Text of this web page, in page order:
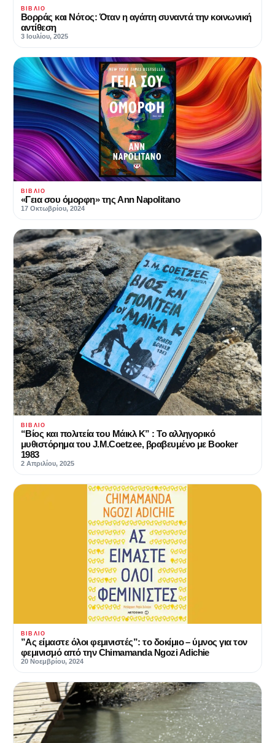
ΒΙΒΛΊΟ
Βορράς και Νότος: Όταν η αγάπη συναντά την κοινωνική
αντίθεση
3 Ιουλίου, 2025
ΒΙΒΛΊΟ
«Γεια σου όμορφη» της Ann Napolitano
17 Οκτωβρίου, 2024
ΒΙΒΛΊΟ
“Βίος και πολιτεία του Μάικλ Κ” : Το αλληγορικό
μυθιστόρημα του J.M.Coetzee, βραβευμένο με Booker
1983
2 Απριλίου, 2025
ΒΙΒΛΊΟ
”Ας είμαστε όλοι φεμινιστές”: το δοκίμιο – ύμνος για τον
φεμινισμό από την Chimamanda Ngozi Adichie
20 Νοεμβρίου, 2024